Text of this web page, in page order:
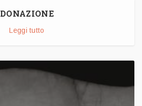
DONAZIONE
Leggi tutto